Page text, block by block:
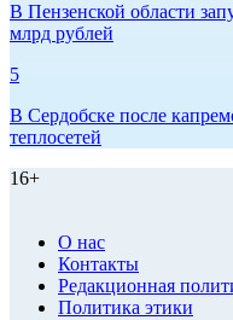
В Пензенской области
млрд рублей
5
В Сердобске после
теплосетей
16+
О нас
Контакты
Редакционная
Политика этики